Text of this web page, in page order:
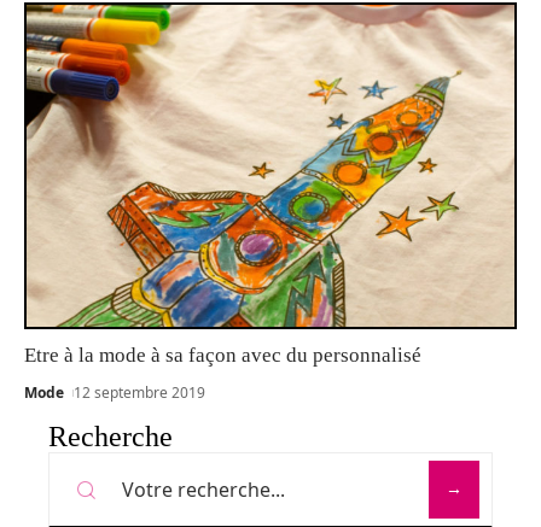
Etre à la mode à sa façon avec du personnalisé
Mode 12 septembre 2019
Recherche